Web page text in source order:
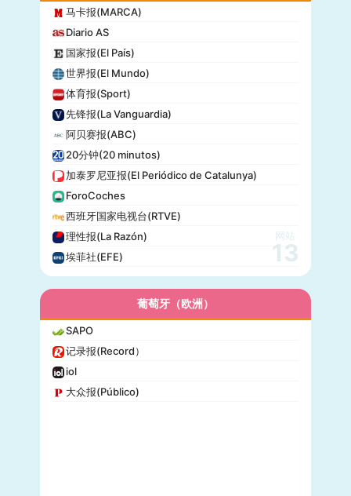
马卡报(MARCA)
Diario AS
国家报(El País)
世界报(El Mundo)
体育报(Sport)
先锋报(La Vanguardia)
阿贝赛报(ABC)
20分钟(20 minutos)
加泰罗尼亚报(El Periódico de Catalunya)
ForoCoches
西班牙国家电视台(RTVE)
理性报(La Razón)
埃菲社(EFE)
网站
13
葡萄牙（欧洲）
SAPO
记录报(Record）
iol
大众报(Público)